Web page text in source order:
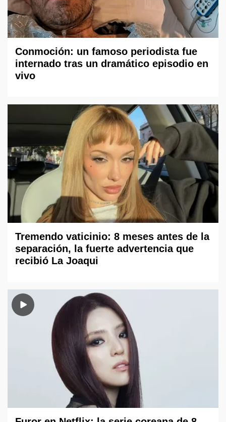
Conmoción: un famoso periodista fue
internado tras un dramático episodio en
vivo
Tremendo vaticinio: 8 meses antes de la
separación, la fuerte advertencia que
recibió La Joaqui